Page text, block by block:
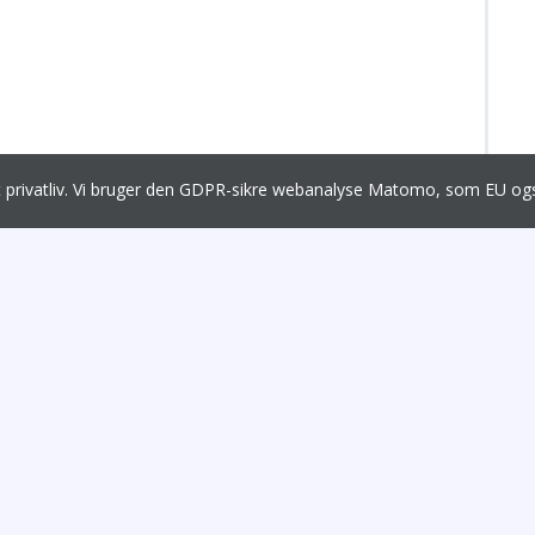
Vi bruger den GDPR-sikre webanalyse Matomo, som EU